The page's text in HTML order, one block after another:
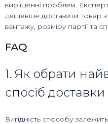
вирішенні проблем.
дешевше доставити товар
вантажу, розміру партії та
FAQ
1. Як обрати
спосіб
Вигідність способу